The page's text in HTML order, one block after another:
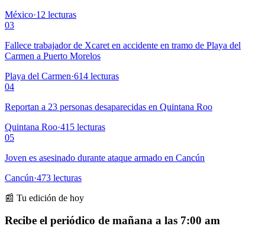
México·12 lecturas
03
Fallece trabajador de Xcaret en accidente en tramo de Playa del
Carmen a Puerto Morelos
Playa del Carmen·614 lecturas
04
Reportan a 23 personas desaparecidas en Quintana Roo
Quintana Roo·415 lecturas
05
Joven es asesinado durante ataque armado en Cancún
Cancún·473 lecturas
📰 Tu edición de hoy
Recibe el periódico de mañana a las 7:00 am